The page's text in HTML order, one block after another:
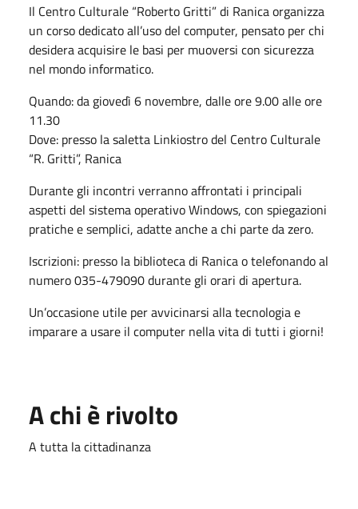
Il Centro Culturale “Roberto Gritti” di Ranica organizza
un corso dedicato all’uso del computer, pensato per chi
desidera acquisire le basi per muoversi con sicurezza
nel mondo informatico.
Quando: da giovedì 6 novembre, dalle ore 9.00 alle ore
11.30
Dove: presso la saletta Linkiostro del Centro Culturale
“R. Gritti”, Ranica
Durante gli incontri verranno affrontati i principali
aspetti del sistema operativo Windows, con spiegazioni
pratiche e semplici, adatte anche a chi parte da zero.
Iscrizioni: presso la biblioteca di Ranica o telefonando al
numero 035-479090 durante gli orari di apertura.
Un’occasione utile per avvicinarsi alla tecnologia e
imparare a usare il computer nella vita di tutti i giorni!
A chi è rivolto
A tutta la cittadinanza